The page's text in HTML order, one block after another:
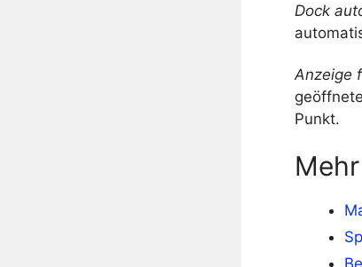
Dock
Anzeige
Punkt.